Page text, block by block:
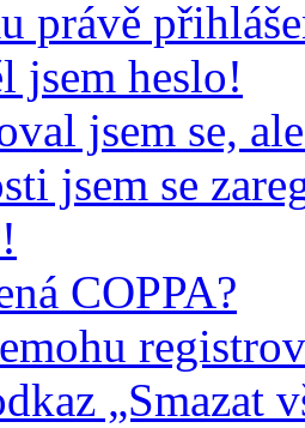
právě
jsem heslo!
jsem se,
jsem se
COPPA?
„Smazat